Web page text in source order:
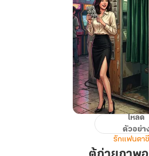
ภาพ
โหลด
ตัวอย่า
รักแฟนตาซี